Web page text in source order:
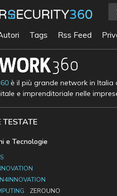
Tags Rss Feed
è il più grande network in Italia
e imprenditoriale nelle
TESTATE
e Tecnologie
ZEROUNO